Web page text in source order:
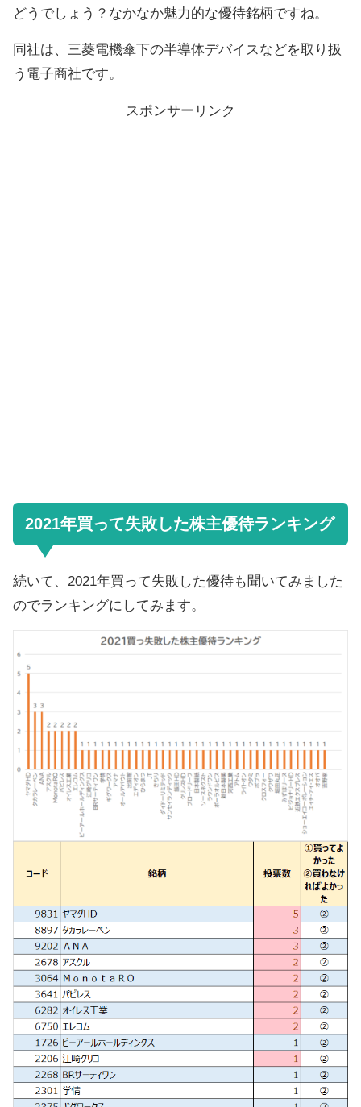
どうでしょう？なかなか魅力的な優待銘柄ですね。
同社は、三菱電機傘下の半導体デバイスなどを取り扱
う電子商社です。
スポンサーリンク
2021年買って失敗した株主優待ランキング
続いて、2021年買って失敗した優待も聞いてみました
のでランキングにしてみます。